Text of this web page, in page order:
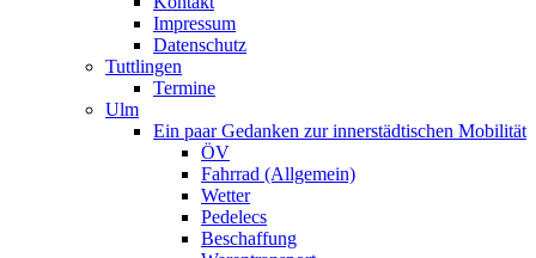
Impressum
Datenschutz
Tuttlingen
Termine
Ulm
Ein paar Gedanken zur innerstädtischen Mobilität
ÖV
Fahrrad (Allgemein)
Wetter
Pedelecs
Beschaffung